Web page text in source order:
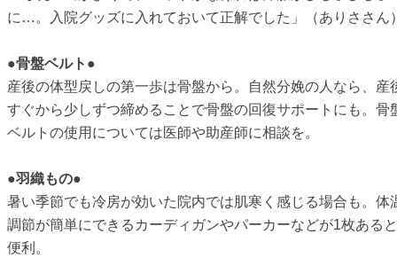
に…。入院グッズに入れておいて正解でした」（ありささん
●骨盤ベルト●
産後の体型戻しの第一歩は骨盤から。自然分娩の人なら、産
すぐから少しずつ締めることで骨盤の回復サポートにも。骨
ベルトの使用については医師や助産師に相談を。
●羽織もの●
暑い季節でも冷房が効いた院内では肌寒く感じる場合も。体
調節が簡単にできるカーディガンやパーカーなどが1枚あると
便利。